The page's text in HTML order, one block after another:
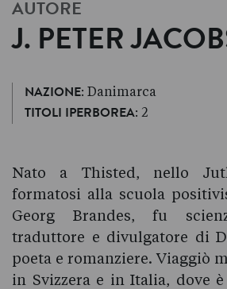
AUTORE
J. PETER
NAZIONE: Danimarca
TITOLI IPERBOREA: 2
Nato a Thisted, nello
formatosi alla scuola
Georg Brandes, fu
traduttore e divulgatore di
poeta e romanziere. Viaggiò
in Svizzera e in Italia, dove